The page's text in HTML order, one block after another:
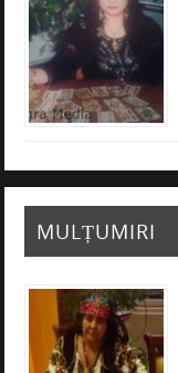
MULȚUMIRI